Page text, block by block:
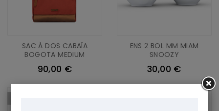
SAC À DOS CABAÏA
BOGOTA MEDIUM
90,00 €
ENS 2 BOL MM MIAM
SNOOZY
30,00 €